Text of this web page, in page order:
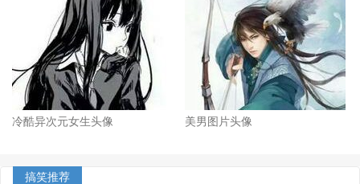
冷酷异次元女生头像 美男图片头像
搞笑推荐